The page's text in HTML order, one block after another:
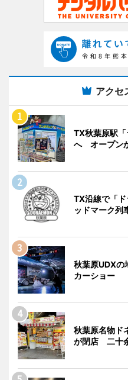
アクセ
TX秋葉原駅
へ オープン
TX沿線で「
ッドマーク列
秋葉原UDXの
カーショー
秋葉原名物ド
が閉店 二十